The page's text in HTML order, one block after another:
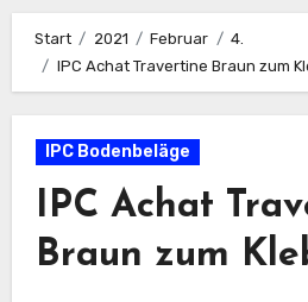
Start 2021 Februar
4.
IPC Achat Travertine Braun zum
IPC Bodenbeläge
IPC Achat
Braun zum